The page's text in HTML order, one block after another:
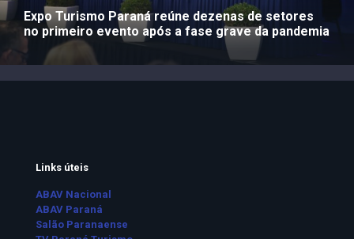
Expo Turismo Paraná reúne dezenas de setores
no primeiro evento após a fase grave da pandemia
Links úteis
ABAV Nacional
ABAV Paraná
Salão Paranaense